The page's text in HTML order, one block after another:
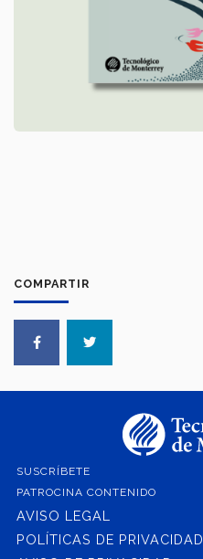
COMPARTIR
SUSCRÍBETE
PATROCINA CONTENIDO
AVISO LEGAL
POLÍTICAS DE PRIVACIDAD